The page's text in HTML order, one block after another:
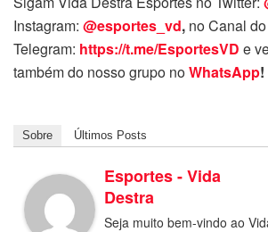
Instagram: @esportes_vd, no Canal do
Telegram: https://t.me/EsportesVD e
também do nosso grupo noWhatsApp!
Sobre Últimos Posts
Esportes - Vida
Destra
Seja muito bem-vindo ao